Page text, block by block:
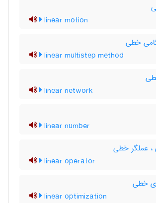
linear motion
خطی
linear multistep method
linear network
linear number
عملگر خطی
linear operator
خطی
linear optimization